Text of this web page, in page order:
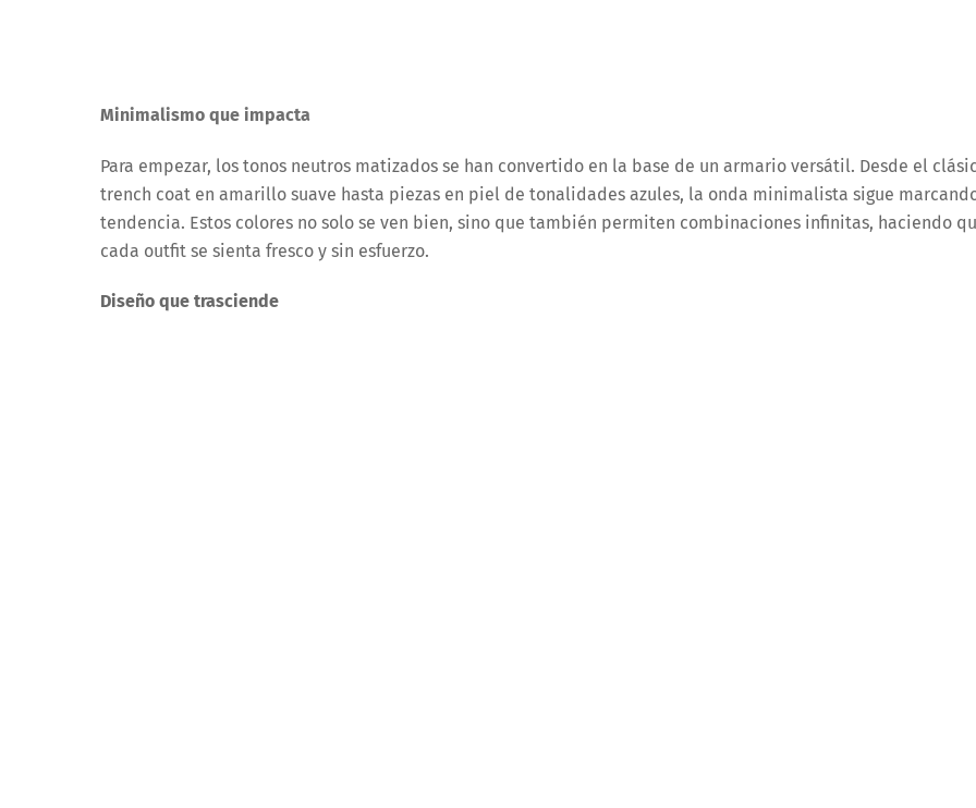
Minimalismo que impacta
Para empezar, los tonos neutros matizados se han convertido en la base de un armario versátil. Desde el
trench coat en amarillo suave hasta piezas en piel de tonalidades azules, la onda minimalista sigue
tendencia. Estos colores no solo se ven bien, sino que también permiten combinaciones infinitas, haciendo
cada outfit se sienta fresco y sin esfuerzo.
Diseño que trasciende